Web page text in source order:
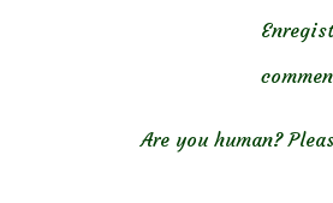
Are you human?